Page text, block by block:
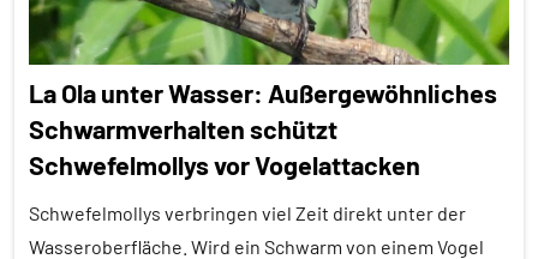
La Ola unter Wasser: Außergewöhnliches
Schwarmverhalten schützt
Schwefelmollys vor Vogelattacken
Schwefelmollys verbringen viel Zeit direkt unter der
Wasseroberfläche. Wird ein Schwarm von einem Vogel